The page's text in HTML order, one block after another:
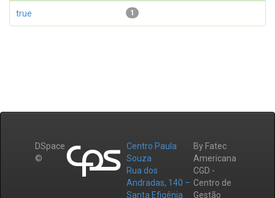
1
true
DSpace
©
Centro Paula
Souza
Rua dos
Andradas, 140 –
Santa Efigênia
By Fatec
Americana
CGD -
Centro de
Gestão